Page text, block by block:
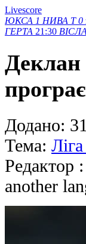
Livescore
ЮКСА 1 НИВА Т 0
ГЕРТА 21:30
Деклан
Додано:
Тема:
Редактор :
another